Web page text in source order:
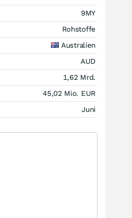
9MY
Rohstoffe
Australien
AUD
1,62 Mrd.
45,02 Mio. EUR
Juni